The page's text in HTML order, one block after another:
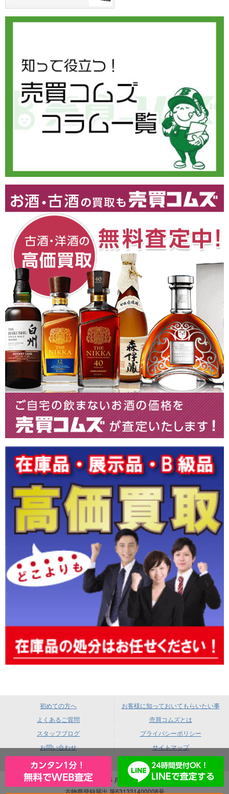
初めての方へ
お客様に知っておいてもらいたい事
よくあるご質問
売買コムズとは
スタッフブログ
プライバシーポリシー
お問い合わせ
サイトマップ
売買コムズ 〒660-0085 兵庫県尼崎市元浜町4-88
古物商登録届出 第631331400008号